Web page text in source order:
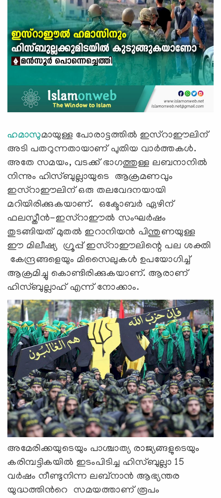
ഹമാസുമായുള്ള പോരാട്ടത്തിൽ ഇസ്‍റാഈലിന്
അടി പതറുന്നതായാണ് പുതിയ വാര്‍ത്തകള്‍.
അതേ സമയം, വടക്ക് ഭാഗത്തുള്ള ലബനാനിൽ
നിന്നും ഹിസ്ബുല്ലായുടെ ആക്രമണവും
ഇസ്‍റാഈലിന് ഒരു തലവേദനയായി
മറിയിരിക്കുകയാണ്. ഒക്ടോബർ ഏഴിന്
ഫലസ്തീൻ-ഇസ്‍റാഈൽ സംഘർഷം
തുടങ്ങിയത് മുതൽ ഇറാനിയൻ പിന്തുണയുള്ള
ഈ മിലീഷ്യ ഗ്രൂപ്പ് ഇസ്‍റാഈലിന്റെ പല ശക്തി
കേന്ദ്രങ്ങളെയും മിസൈലുകൾ ഉപയോഗിച്ച്
ആക്രമിച്ചു കൊണ്ടിരിക്കുകയാണ്. ആരാണ്
ഹിസ്ബുല്ലാഹ് എന്ന് നോക്കാം.
അമേരിക്കയുടെയും പാശ്ചാത്യ രാജ്യങ്ങളുടെയും
കരിമ്പട്ടികയിൽ ഇടംപിടിച്ച ഹിസ്ബുല്ലാ 15
വർഷം നീണ്ടുനിന്ന ലബ്നാന്‍ ആഭ്യന്തര
യുദ്ധത്തിൻറെ സമയത്താണ് രൂപം